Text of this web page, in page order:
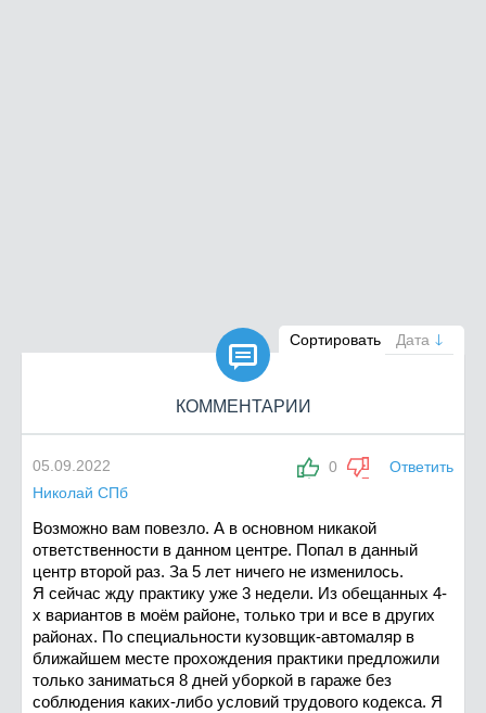
Сортировать Дата

КОММЕНТАРИИ
0 Ответить
05.09.2022
Николай СПб
Возможно вам повезло. А в основном никакой
ответственности в данном центре. Попал в данный
центр второй раз. За 5 лет ничего не изменилось.
Я сейчас жду практику уже 3 недели. Из обещанных 4-
х вариантов в моём районе, только три и все в других
районах. По специальности кузовщик-автомаляр в
ближайшем месте прохождения практики предложили
только заниматься 8 дней уборкой в гараже без
соблюдения каких-либо условий трудового кодекса. Я